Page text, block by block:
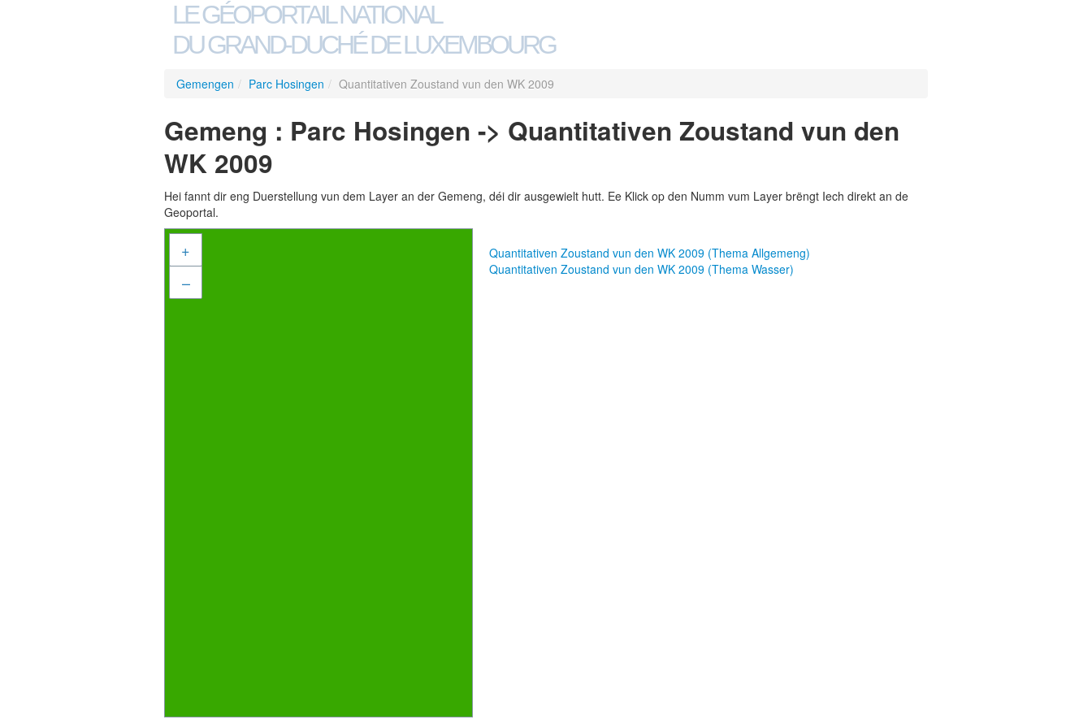
LE GÉOPORTAIL NATIONAL
DU GRAND-DUCHÉ DE LUXEMBOURG
Gemengen / Parc Hosingen / Quantitativen Zoustand vun den WK 2009
Gemeng : Parc Hosingen -> Quantitativen Zoustand vun den
WK 2009
Hei fannt dir eng Duerstellung vun dem Layer an der Gemeng, déi dir ausgewielt hutt. Ee Klick op den Numm vum Layer brëngt Iech direkt an de
Geoportal.
+
–
Quantitativen Zoustand vun den WK 2009 (Thema Allgemeng)
Quantitativen Zoustand vun den WK 2009 (Thema Wasser)